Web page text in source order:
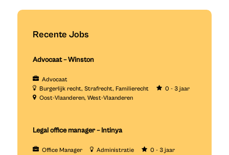
Recente Jobs
Advocaat – Winston
Advocaat
Burgerlijk recht Strafrecht Familierecht
0 - 3 jaar
Oost-Vlaanderen West-Vlaanderen
Legal office manager – Intinya
Office Manager Administratie
0 - 3 jaar